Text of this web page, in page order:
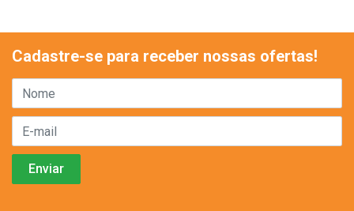
Cadastre-se para receber nossas ofertas!